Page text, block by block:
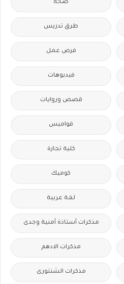
صحة
طرق تدريس
فرص عمل
فيديوهات
قصص وروايات
قواميس
كلية تجارة
كوميك
لغة عربية
مذكرات أستاذة أمنية وجدى
مذكرات الادهم
مذكرات الشنتورى